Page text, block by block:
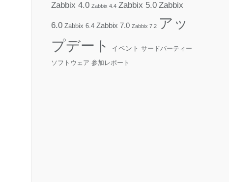
Zabbix 4.0 Zabbix 4.4 Zabbix 5.0 Zabbix
6.0 Zabbix 6.4 Zabbix 7.0 Zabbix 7.2 アッ
プデート
イベント サードパーティー
ソフトウェア 参加レポート